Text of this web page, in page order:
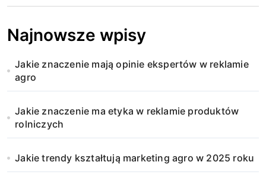
Najnowsze wpisy
Jakie znaczenie mają opinie ekspertów w reklamie
agro
Jakie znaczenie ma etyka w reklamie produktów
rolniczych
Jakie trendy kształtują marketing agro w 2025 roku